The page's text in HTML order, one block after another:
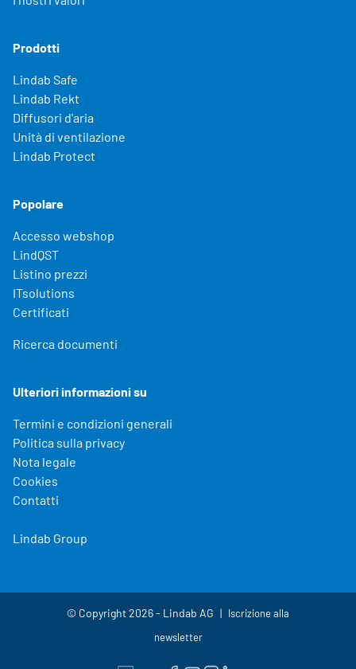
Prodotti
Lindab Safe
Lindab Rekt
Diffusori d'aria
Unità di ventilazione
Lindab Protect
Popolare
Accesso webshop
LindQST
Listino prezzi
ITsolutions
Certificati
Ricerca documenti
Ulteriori informazioni su
Termini e condizioni generali
Politica sulla privacy
Nota legale
Cookies
Contatti
Lindab Group
© Copyright 2026 - Lindab AG
Iscrizione alla
newsletter